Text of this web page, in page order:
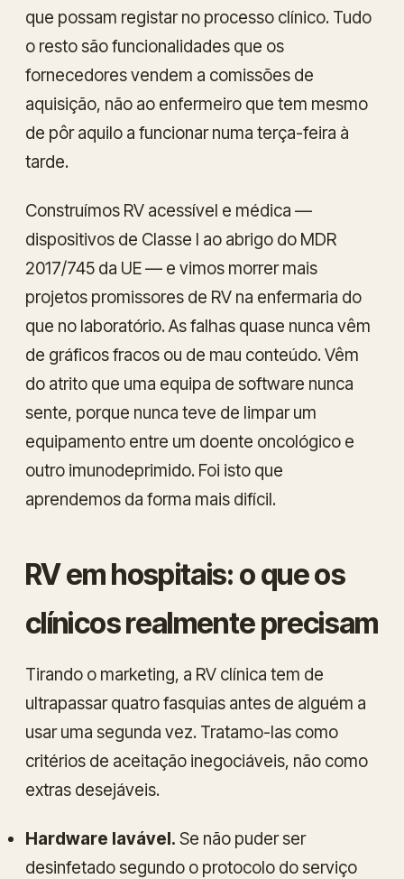
que possam registar no processo clínico. Tudo
o resto são funcionalidades que os
fornecedores vendem a comissões de
aquisição, não ao enfermeiro que tem mesmo
de pôr aquilo a funcionar numa terça-feira à
tarde.
Construímos RV acessível e médica —
dispositivos de Classe I ao abrigo do MDR
2017/745 da UE — e vimos morrer mais
projetos promissores de RV na enfermaria do
que no laboratório. As falhas quase nunca vêm
de gráficos fracos ou de mau conteúdo. Vêm
do atrito que uma equipa de software nunca
sente, porque nunca teve de limpar um
equipamento entre um doente oncológico e
outro imunodeprimido. Foi isto que
aprendemos da forma mais difícil.
RV em hospitais: o que os
clínicos realmente precisam
Tirando o marketing, a RV clínica tem de
ultrapassar quatro fasquias antes de alguém a
usar uma segunda vez. Tratamo-las como
critérios de aceitação inegociáveis, não como
extras desejáveis.
Hardware lavável. Se não puder ser
desinfetado segundo o protocolo do serviço